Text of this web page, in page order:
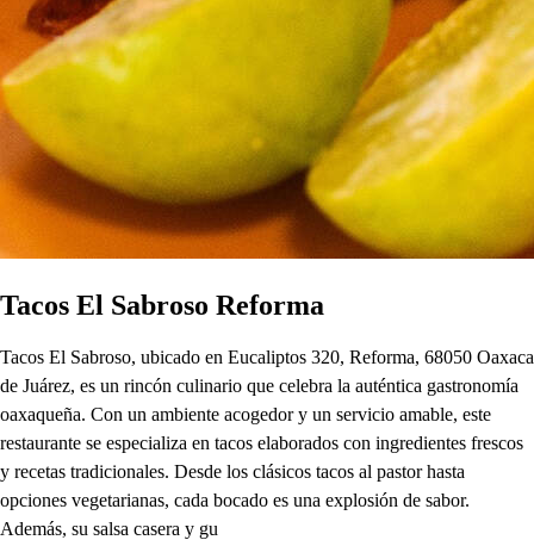
Tacos El Sabroso Reforma
Tacos El Sabroso, ubicado en Eucaliptos 320, Reforma, 68050 Oaxaca
de Juárez, es un rincón culinario que celebra la auténtica gastronomía
oaxaqueña. Con un ambiente acogedor y un servicio amable, este
restaurante se especializa en tacos elaborados con ingredientes frescos
y recetas tradicionales. Desde los clásicos tacos al pastor hasta
opciones vegetarianas, cada bocado es una explosión de sabor.
Además, su salsa casera y gu